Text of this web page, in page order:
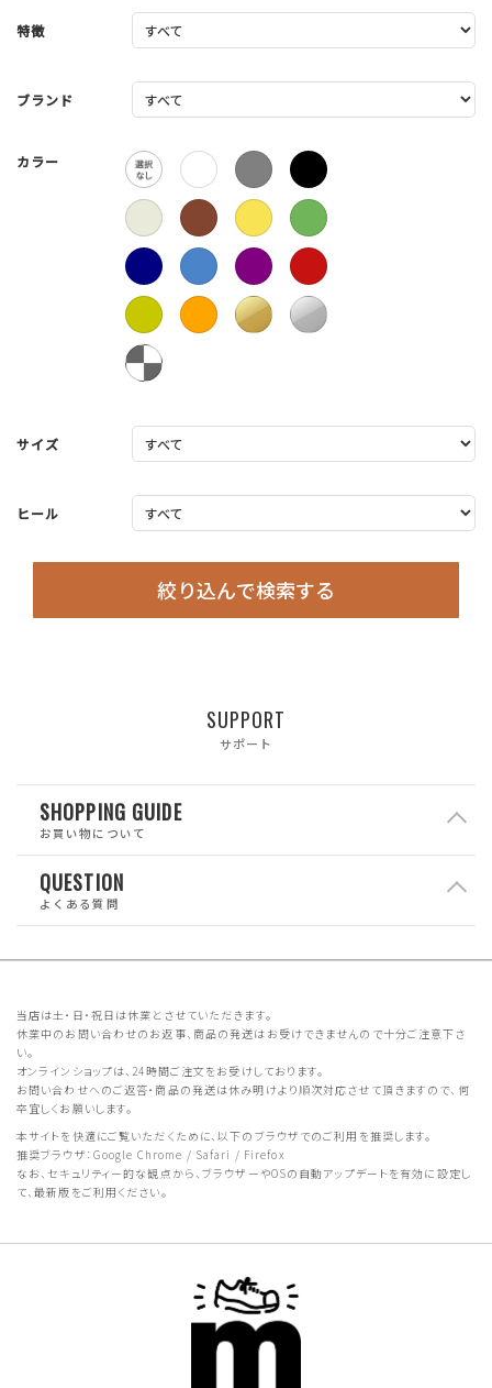
特徴
ブランド
カラー
サイズ
ヒール
絞り込んで検索する
SUPPORT
サポート
SHOPPING GUIDE
お買い物について
QUESTION
よくある質問
当店は土・日・祝日は休業とさせていただきます。
休業中のお問い合わせのお返事、商品の発送はお受けできませんので十分ご注意下さ
い。
オンラインショップは、24時間ご注文をお受けしております。
お問い合わせへのご返答・商品の発送は休み明けより順次対応させて頂きますので、何
卒宜しくお願いします。
本サイトを快適にご覧いただくために、以下のブラウザでのご利用を推奨します。
推奨ブラウザ：Google Chrome / Safari / Firefox
なお、セキュリティー的な観点から、ブラウザーやOSの自動アップデートを有効に設定し
て、最新版をご利用ください。